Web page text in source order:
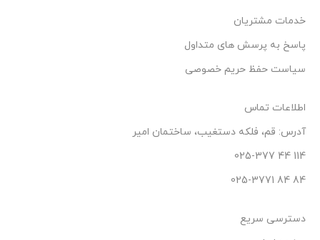
خدمات مشتریان
پاسخ به پرسش های متداول
سیاست حفظ حریم خصوصی
اطلاعات تماس
آدرس: قم، فلکه دستغیب، ساختمان امیر
114 44 025-377
84 84 025-3771
دسترسی سریع